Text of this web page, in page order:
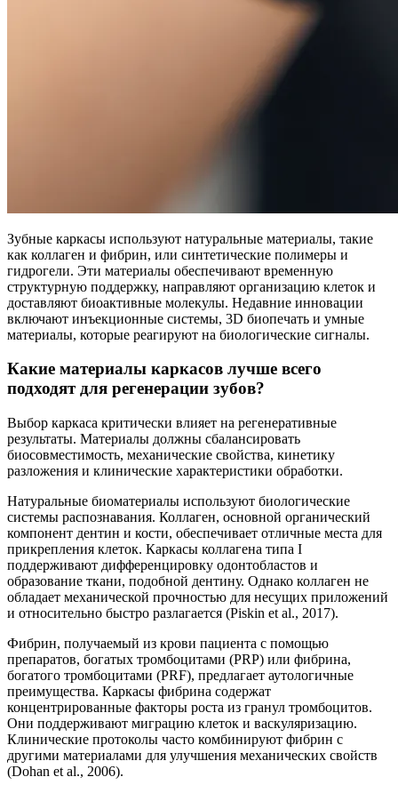
Зубные каркасы используют натуральные материалы, такие
как коллаген и фибрин, или синтетические полимеры и
гидрогели. Эти материалы обеспечивают временную
структурную поддержку, направляют организацию клеток и
доставляют биоактивные молекулы. Недавние инновации
включают инъекционные системы, 3D биопечать и умные
материалы, которые реагируют на биологические сигналы.
Какие материалы каркасов лучше всего
подходят для регенерации зубов?
Выбор каркаса критически влияет на регенеративные
результаты. Материалы должны сбалансировать
биосовместимость, механические свойства, кинетику
разложения и клинические характеристики обработки.
Натуральные биоматериалы используют биологические
системы распознавания. Коллаген, основной органический
компонент дентин и кости, обеспечивает отличные места для
прикрепления клеток. Каркасы коллагена типа I
поддерживают дифференцировку одонтобластов и
образование ткани, подобной дентину. Однако коллаген не
обладает механической прочностью для несущих приложений
и относительно быстро разлагается (Piskin et al., 2017).
Фибрин, получаемый из крови пациента с помощью
препаратов, богатых тромбоцитами (PRP) или фибрина,
богатого тромбоцитами (PRF), предлагает аутологичные
преимущества. Каркасы фибрина содержат
концентрированные факторы роста из гранул тромбоцитов.
Они поддерживают миграцию клеток и васкуляризацию.
Клинические протоколы часто комбинируют фибрин с
другими материалами для улучшения механических свойств
(Dohan et al., 2006).